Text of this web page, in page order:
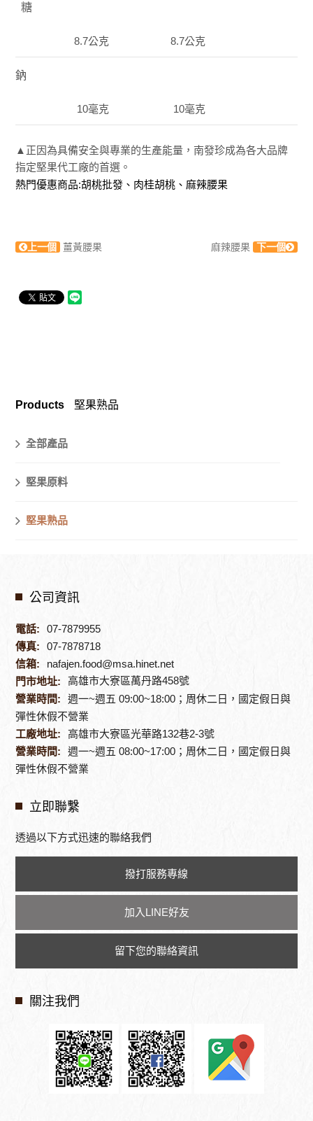
糖
8.7公克 8.7公克
鈉
10毫克 10毫克
▲正因為具備安全與專業的生產能量，南發珍成為各大品牌
指定堅果代工廠的首選。
熱門優惠商品:胡桃批發、 肉桂胡桃 、麻辣腰果
上一個 薑黃腰果 麻辣腰果 下一個
Products 堅果熟品
全部產品
堅果原料
堅果熟品
公司資訊
電話:
07-7879955
傳真:
07-7878718
信箱:
nafajen.food@msa.hinet.net
門市地址:
高雄市大寮區萬丹路458號
營業時間:
週一~週五 09:00~18:00；周休二日，國定假日與
彈性休假不營業
工廠地址:
高雄市大寮區光華路132巷2-3號
營業時間:
週一~週五 08:00~17:00；周休二日，國定假日與
彈性休假不營業
立即聯繫
透過以下方式迅速的聯絡我們
撥打服務專線
加入LINE好友
留下您的聯絡資訊
關注我們